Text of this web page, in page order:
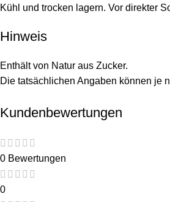
Kühl und trocken lagern. Vor direkter
Hinweis
Enthält von Natur aus Zucker.
Die tatsächlichen Angaben können je
Kundenbewertungen
0 Bewertungen
0